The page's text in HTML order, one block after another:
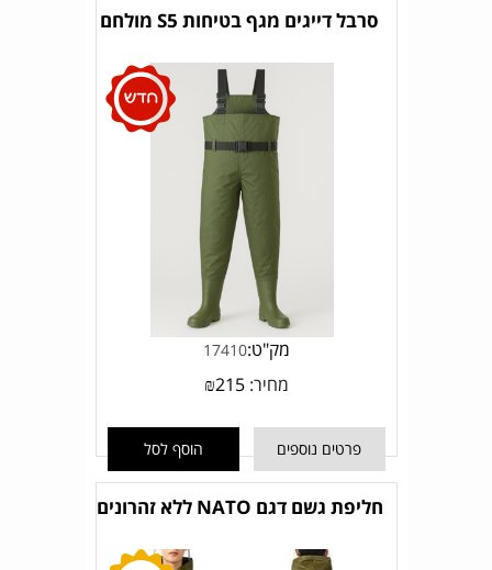
סרבל דייגים מגף בטיחות S5 מולחם
מק"ט:17410
מחיר: ₪215
פרטים נוספים הוסף לסל
חליפת גשם דגם NATO ללא זהרונים